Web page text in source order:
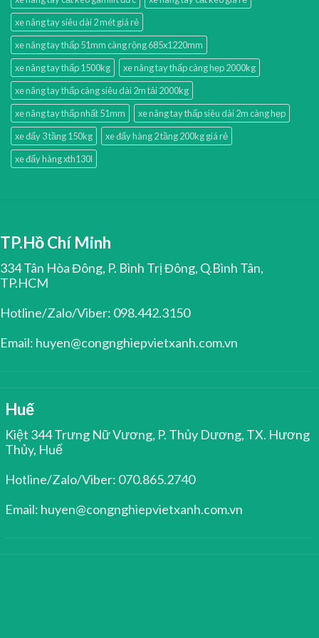
xe nâng tay siêu dài 2 mét giá rẻ
xe nâng tay thấp 51mm càng rộng 685x1220mm
xe nâng tay thấp 1500kg
xe nâng tay thấp càng hẹp 2000kg
xe nâng tay thấp càng siêu dài 2m tải 2000kg
xe nâng tay thấp nhất 51mm
xe nâng tay thấp siêu dài 2m càng hẹp
xe đẩy 3 tầng 150kg
xe đẩy hàng 2 tầng 200kg giá rẻ
xe đẩy hàng xth130l
TP.Hồ Chí Minh
334 Tân Hòa Đông, P. Bình Trị Đông, Q.Bình Tân,
TP.HCM
Hotline/Zalo/Viber: 098.442.3150
Email: huyen@congnghiepvietxanh.com.vn
Huế
Kiệt 344 Trưng Nữ Vương, P. Thủy Dương, TX. Hương
Thủy, Huế
Hotline/Zalo/Viber: 070.865.2740
Email: huyen@congnghiepvietxanh.com.vn